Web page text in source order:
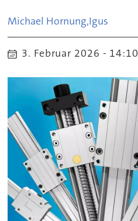
Michael Hornung,Igus
3. Februar 2026 - 14:10